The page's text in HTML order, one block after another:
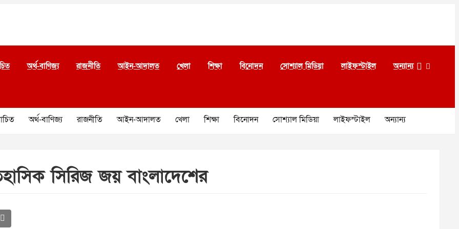
অর্থ-বাণিজ্য রাজনীতি আইন-আদালত খেলা শিক্ষা বিনোদন সোশ্যাল মিডিয়া লাইফস্টাইল অন্যান্য
অর্থ-বাণিজ্য রাজনীতি আইন-আদালত খেলা শিক্ষা বিনোদন সোশ্যাল মিডিয়া লাইফস্টাইল অন্যান্য
সিরিজ জয় বাংলাদেশের